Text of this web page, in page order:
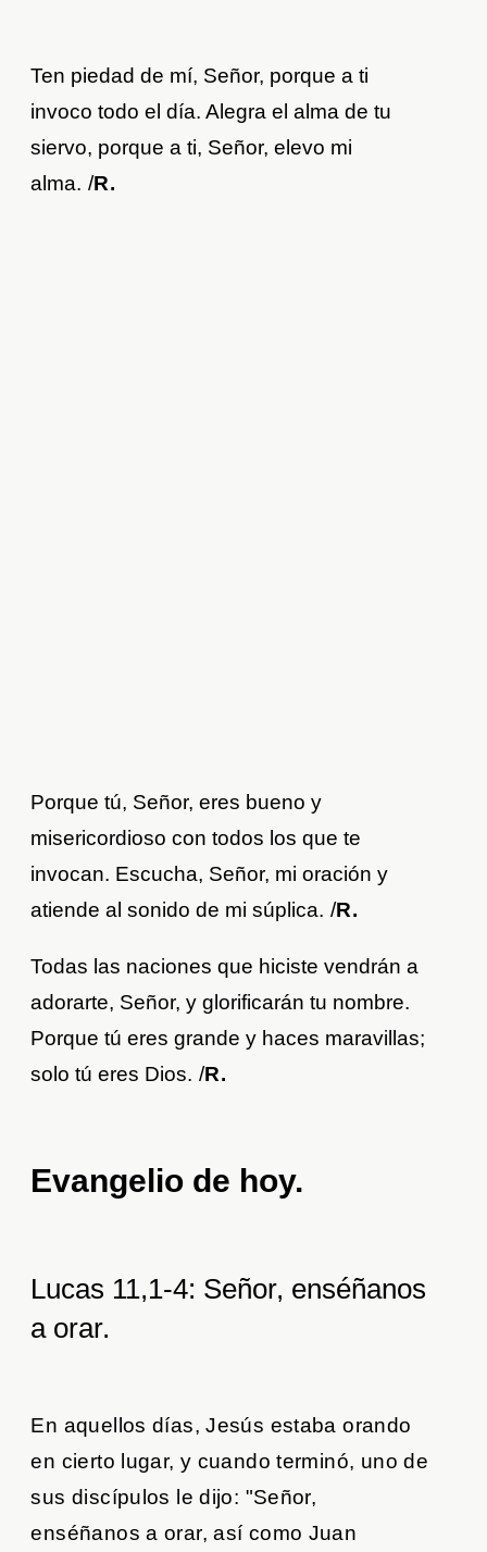
Ten piedad de mí, Señor, porque a ti
invoco todo el día. Alegra el alma de tu
siervo, porque a ti, Señor, elevo mi
alma. /R.
Porque tú, Señor, eres bueno y
misericordioso con todos los que te
invocan. Escucha, Señor, mi oración y
atiende al sonido de mi súplica. /R.
Todas las naciones que hiciste vendrán a
adorarte, Señor, y glorificarán tu nombre.
Porque tú eres grande y haces maravillas;
solo tú eres Dios. /R.
Evangelio de hoy.
Lucas 11,1-4: Señor, enséñanos
a orar.
En aquellos días, Jesús estaba orando
en cierto lugar, y cuando terminó, uno de
sus discípulos le dijo: "Señor,
enséñanos a orar, así como Juan